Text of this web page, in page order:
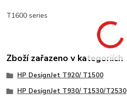
T1600 series
Zboží zařazeno v kategoriích
HP DesignJet T920/ T1500
HP DesignJet T930/ T1530/T2530